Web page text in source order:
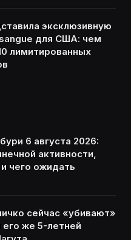
эксклюзивную
для США: чем
лимитированных
6 августа 2026:
активности,
чего ожидать
сейчас «убивают»
его же 5-летней